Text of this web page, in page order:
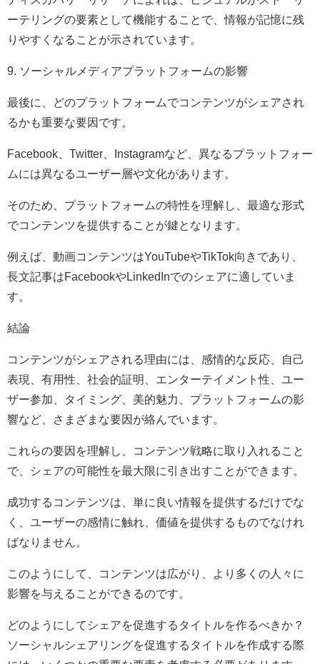
ーテリングの要素として機能することで、情報が記憶に残
りやすくなることが示されています。
9. ソーシャルメディアプラットフォームの影響
最後に、どのプラットフォームでコンテンツがシェアされ
るかも重要な要因です。
Facebook、Twitter、Instagramなど、異なるプラットフォー
ムには異なるユーザー層や文化があります。
そのため、プラットフォームの特性を理解し、最適な形式
でコンテンツを提供することが鍵となります。
例えば、動画コンテンツはYouTubeやTikTok向きであり、
長文記事はFacebookやLinkedInでのシェアに適していま
す。
結論
コンテンツがシェアされる理由には、感情的な反応、自己
表現、有用性、社会的証明、エンターテイメント性、ユー
ザー参加、タイミング、美的魅力、プラットフォームの影
響など、さまざまな要因が絡んでいます。
これらの要因を理解し、コンテンツ戦略に取り入れること
で、シェアの可能性を最大限に引き出すことができます。
成功するコンテンツは、単に良い情報を提供するだけでな
く、ユーザーの感情に触れ、価値を提供するものでなけれ
ばなりません。
このようにして、コンテンツは広がり、より多くの人々に
影響を与えることができるのです。
どのようにしてシェアを促進するタイトルを作るべきか？
ソーシャルシェアリングを促進するタイトルを作成する際